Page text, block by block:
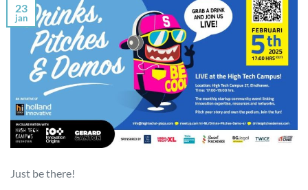
23
jan
Just be there!